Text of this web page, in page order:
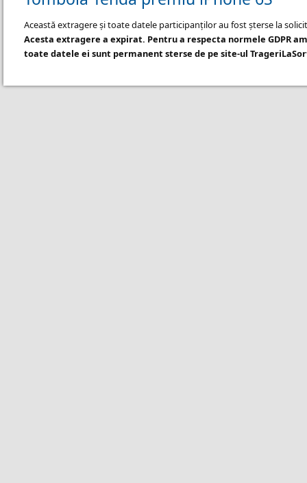
Această extragere și toate datele participanților au fost șterse la
Acesta extragere a expirat. Pentru a respecta normele GDPR
toate datele ei sunt permanent sterse de pe site-ul